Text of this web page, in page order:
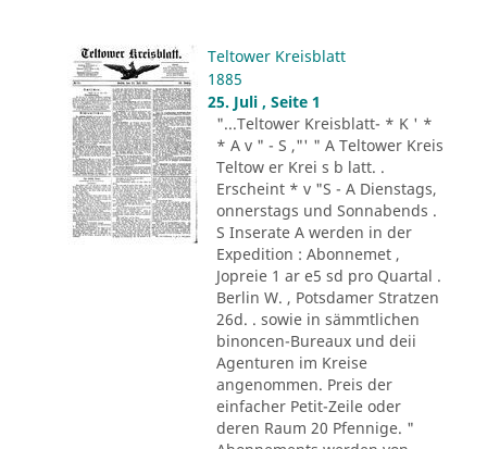
Teltower Kreisblatt
1885
25. Juli , Seite 1
"...Teltower Kreisblatt- * K ' *
* A v " - S ,"' " A Teltower Kreis
Teltow er Krei s b latt. .
Erscheint * v "S - A Dienstags,
onnerstags und Sonnabends .
S Inserate A werden in der
Expedition : Abonnemet ,
Jopreie 1 ar e5 sd pro Quartal .
Berlin W. , Potsdamer Stratzen
26d. . sowie in sämmtlichen
binoncen-Bureaux und deii
Agenturen im Kreise
angenommen. Preis der
einfacher Petit-Zeile oder
deren Raum 20 Pfennige. "